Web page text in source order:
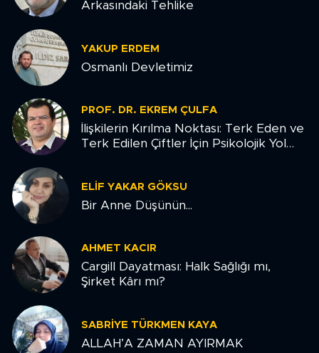
Arkasındaki Tehlike
YAKUP ERDEM
Osmanlı Devletimiz
PROF. DR. EKREM ÇULFA
İlişkilerin Kırılma Noktası: Terk Eden ve
Terk Edilen Çiftler İçin Psikolojik Yol
ELIF YAKAR GÖKSU
Bir Anne Düşünün...
AHMET KACIR
Cargill Dayatması: Halk Sağlığı mı,
Şirket Kârı mı?
SABRIYE TÜRKMEN KAYA
ALLAH’A ZAMAN AYIRMAK